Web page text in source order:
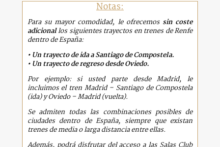
Notas:
Para su mayor comodidad, le ofrecemos sin coste
adicionallos siguientes trayectos en trenes de Renfe
dentro de España:
• Un trayecto de ida a Santiago de Compostela.
• Un trayecto de regreso desde Oviedo.
Por ejemplo: si usted parte desde Madrid, le
incluimos el tren Madrid – Santiago de Compostela
(ida) y Oviedo – Madrid (vuelta).
Se admiten todas las combinaciones posibles de
ciudades dentro de España, siempre que existan
trenes de media o larga distancia entre ellas.